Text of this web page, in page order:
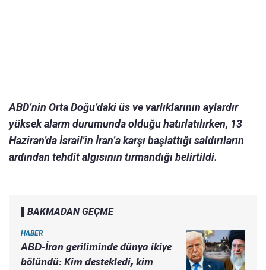
ABD’nin Orta Doğu’daki üs ve varlıklarının aylardır
yüksek alarm durumunda olduğu hatırlatılırken, 13
Haziran’da İsrail'in İran’a karşı başlattığı saldırıların
ardından tehdit algısının tırmandığı belirtildi.
BAKMADAN GEÇME
HABER
ABD-İran geriliminde dünya ikiye
bölündü: Kim destekledi, kim